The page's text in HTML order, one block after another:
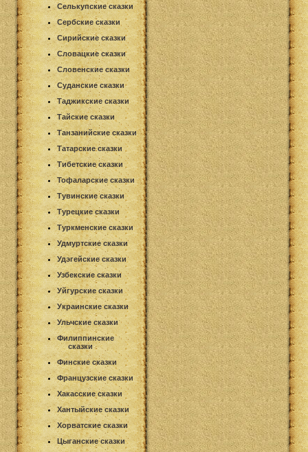
Селькупские сказки
Сербские сказки
Сирийские сказки
Словацкие сказки
Словенские сказки
Суданские сказки
Таджикские сказки
Тайские сказки
Танзанийские сказки
Татарские сказки
Тибетские сказки
Тофаларские сказки
Тувинские сказки
Турецкие сказки
Туркменские сказки
Удмуртские сказки
Удэгейские сказки
Узбекские сказки
Уйгурские сказки
Украинские сказки
Ульчские сказки
Филиппинские
сказки
Финские сказки
Французские сказки
Хакасские сказки
Хантыйские сказки
Хорватские сказки
Цыганские сказки